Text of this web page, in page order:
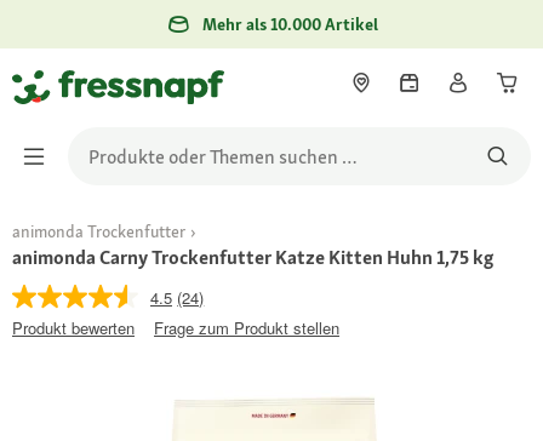
Mehr als 10.000 Artikel
animonda Trockenfutter
animonda Carny Trockenfutter Katze Kitten Huhn 1,75 kg
4.5 (24)
Produkt bewerten
Frage zum Produkt stellen